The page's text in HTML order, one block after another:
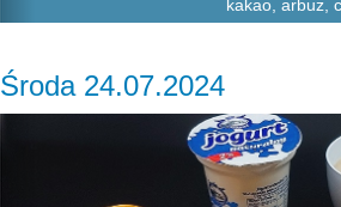
kakao, arbuz,
Środa 24.07.2024